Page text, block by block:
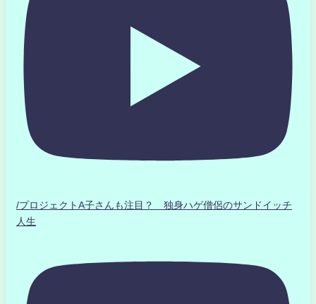
/プロジェクトA子さんも注目？ 独身ハゲ僧侶のサンドイッチ
人生